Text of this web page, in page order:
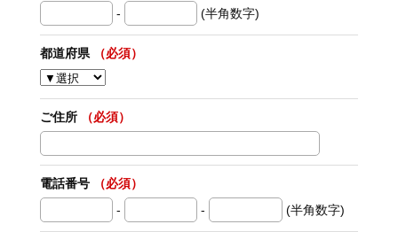
-
(半角数字)
都道府県 （必須）
ご住所 （必須）
電話番号
（必須）
-
- (半角数字)